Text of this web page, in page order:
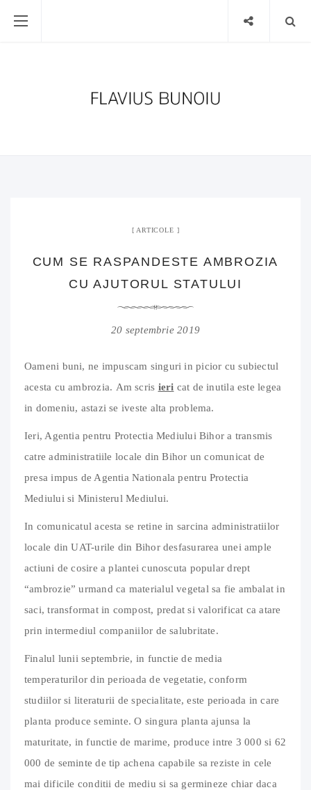
ARTICOLE
CUM SE RASPANDESTE AMBROZIA
CU AJUTORUL STATULUI
20 septembrie 2019
Oameni buni, ne impuscam singuri in picior cu subiectul
acesta cu ambrozia. Am scris ieri cat de inutila este legea
in domeniu, astazi se iveste alta problema.
Ieri, Agentia pentru Protectia Mediului Bihor a transmis
catre administratiile locale din Bihor un comunicat de
presa impus de Agentia Nationala pentru Protectia
Mediului si Ministerul Mediului.
In comunicatul acesta se retine in sarcina administratiilor
locale din UAT-urile din Bihor desfasurarea unei ample
actiuni de cosire a plantei cunoscuta popular drept
“ambrozie” urmand ca materialul vegetal sa fie ambalat in
saci, transformat in compost, predat si valorificat ca atare
prin intermediul companiilor de salubritate.
Finalul lunii septembrie, in functie de media
temperaturilor din perioada de vegetatie, conform
studiilor si literaturii de specialitate, este perioada in care
planta produce seminte. O singura planta ajunsa la
maturitate, in functie de marime, produce intre 3 000 si 62
000 de seminte de tip achena capabile sa reziste in cele
mai dificile conditii de mediu si sa germineze chiar daca